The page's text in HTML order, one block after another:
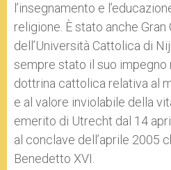
l’insegnamento e
religione. È stato anche Gran
dell’Università Cattolica di
sempre stato il suo impegno
dottrina cattolica relativa al
e al valore inviolabile della
emerito di Utrecht dal 14
al conclave dell’aprile 2005
Benedetto XVI.